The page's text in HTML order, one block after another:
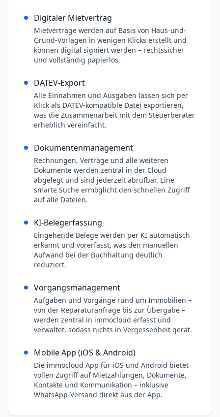
Digitaler Mietvertrag
Mietverträge werden auf Basis von Haus-und-
Grund-Vorlagen in wenigen Klicks erstellt und
können digital signiert werden – rechtssicher
und vollständig papierlos.
DATEV-Export
Alle Einnahmen und Ausgaben lassen sich per
Klick als DATEV-kompatible Datei exportieren,
was die Zusammenarbeit mit dem Steuerberater
erheblich vereinfacht.
Dokumentenmanagement
Rechnungen, Verträge und alle weiteren
Dokumente werden zentral in der Cloud
abgelegt und sind jederzeit abrufbar. Eine
smarte Suche ermöglicht den schnellen Zugriff
auf alle Dateien.
KI-Belegerfassung
Eingehende Belege werden per KI automatisch
erkannt und vorerfasst, was den manuellen
Aufwand bei der Buchhaltung deutlich
reduziert.
Vorgangsmanagement
Aufgaben und Vorgänge rund um Immobilien –
von der Reparaturanfrage bis zur Übergabe –
werden zentral in immocloud erfasst und
verwaltet, sodass nichts in Vergessenheit gerät.
Mobile App (iOS & Android)
Die immocloud App für iOS und Android bietet
vollen Zugriff auf Mietzahlungen, Dokumente,
Kontakte und Kommunikation – inklusive
WhatsApp-Versand direkt aus der App.